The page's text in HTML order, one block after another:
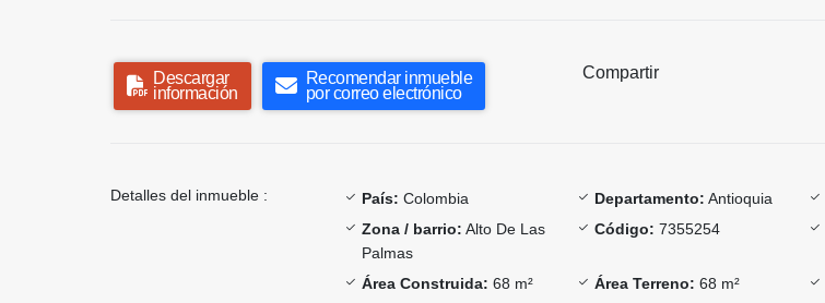
Descargar
información
Recomendar inmueble
por correo electrónico
Compartir
Detalles del inmueble : País: Colombia Departamento: Antioquia
Zona / barrio: Alto De Las
Palmas
Código: 7355254
Área Construida: 68 m² Área Terreno: 68 m²